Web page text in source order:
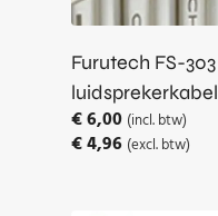
Furutech FS-303
luidsprekerkabel
€6,00 (incl. btw)
€4,96 (excl. btw)